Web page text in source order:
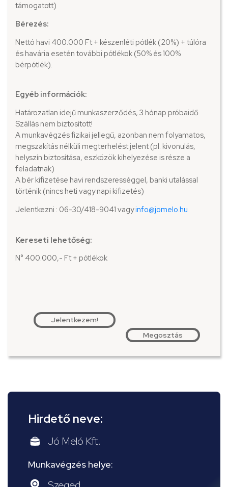
támogatott)
Bérezés:
Nettó havi 400.000 Ft + készenléti pótlék (20%) + túlóra
és havária esetén további pótlékok (50% és 100%
bérpótlék).
Egyéb információk:
Határozatlan idejű munkaszerződés, 3 hónap próbaidő
Szállás nem biztosított!
A munkavégzés fizikai jellegű, azonban nem folyamatos,
megszakítás nélküli megterhelést jelent (pl. kivonulás,
helyszín biztosítása, eszközök kihelyezése is része a
feladatnak)
A bér kifizetése havi rendszerességgel, banki utalással
történik (nincs heti vagy napi kifizetés)
Jelentkezni : 06-30/418-9041 vagyinfo@jomelo.hu
Kereseti lehetőség:
N° 400.000,- Ft + pótlékok
Jelentkezem!
Megosztás
Hirdető neve:
Jó Meló Kft.
Munkavégzés helye: